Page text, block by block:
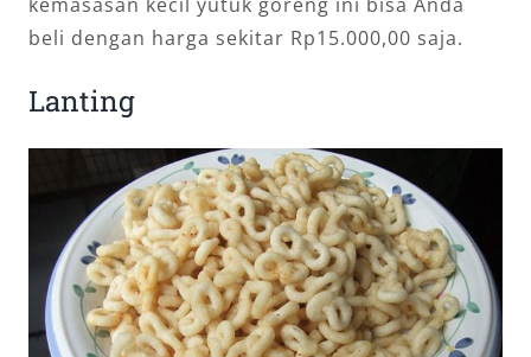
beli dengan harga sekitar Rp15.000,00 saja.
Lanting